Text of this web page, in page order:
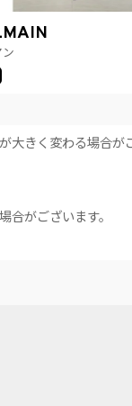
大きく変わる場合が
がございます。